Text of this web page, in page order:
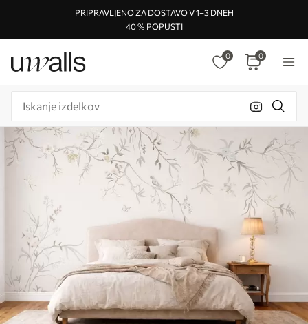
PRIPRAVLJENO ZA DOSTAVO V 1–3 DNEH
40 % POPUSTI
0 0